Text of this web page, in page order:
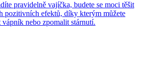
pravidelně vajíčka, budete se moci těšit
pozitivních efektů, díky kterým můžete
nebo zpomalit stárnutí.